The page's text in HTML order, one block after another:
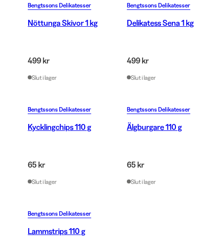
Bengtssons Delikatesser
Nöttunga Skivor 1 kg
499 kr
Slut i lager
Bengtssons Delikatesser
Delikatess Sena 1 kg
499 kr
Slut i lager
Bengtssons Delikatesser
Kycklingchips 110 g
65 kr
Slut i lager
Bengtssons Delikatesser
Älgburgare 110 g
65 kr
Slut i lager
Bengtssons Delikatesser
Lammstrips 110 g